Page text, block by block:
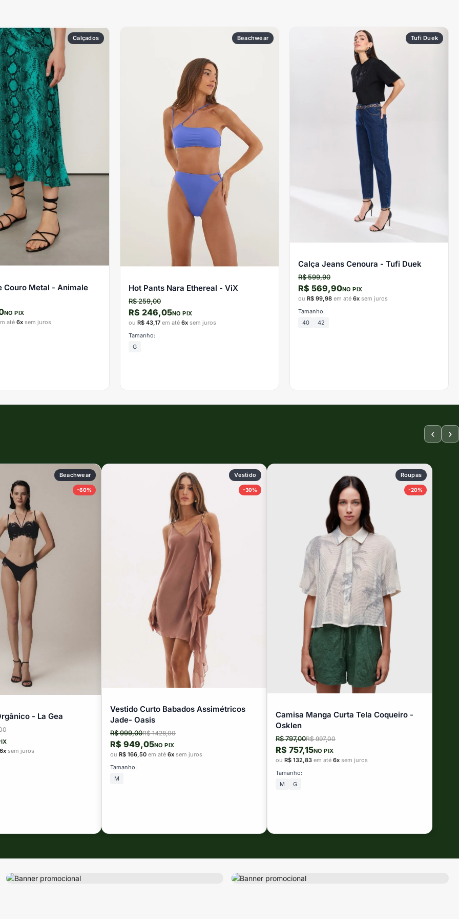
Calçados
Couro Metal - Animale
NO PIX
até 6x sem juros
Beachwear
Hot Pants Nara Ethereal - ViX
R$ 259,00
R$ 246,05NO PIX
ou R$ 43,17 em até 6x sem juros
Tamanho:
G
Tufi Duek
Calça Jeans Cenoura - Tufi Duek
R$ 599,90
R$ 569,90NO PIX
ou R$ 99,98 em até 6x sem juros
Tamanho:
40
42
‹ ›
Beachwear
-60%
- La Gea
6x sem juros
Vestido
-30%
Vestido Curto Babados Assimétricos
Jade- Oasis
R$ 999,00R$ 1428,00
R$ 949,05NO PIX
ou R$ 166,50 em até 6x sem juros
Tamanho:
M
Roupas
-20%
Camisa Manga Curta Tela Coqueiro -
Osklen
R$ 797,00R$ 997,00
R$ 757,15NO PIX
ou R$ 132,83 em até 6x sem juros
Tamanho:
M
G